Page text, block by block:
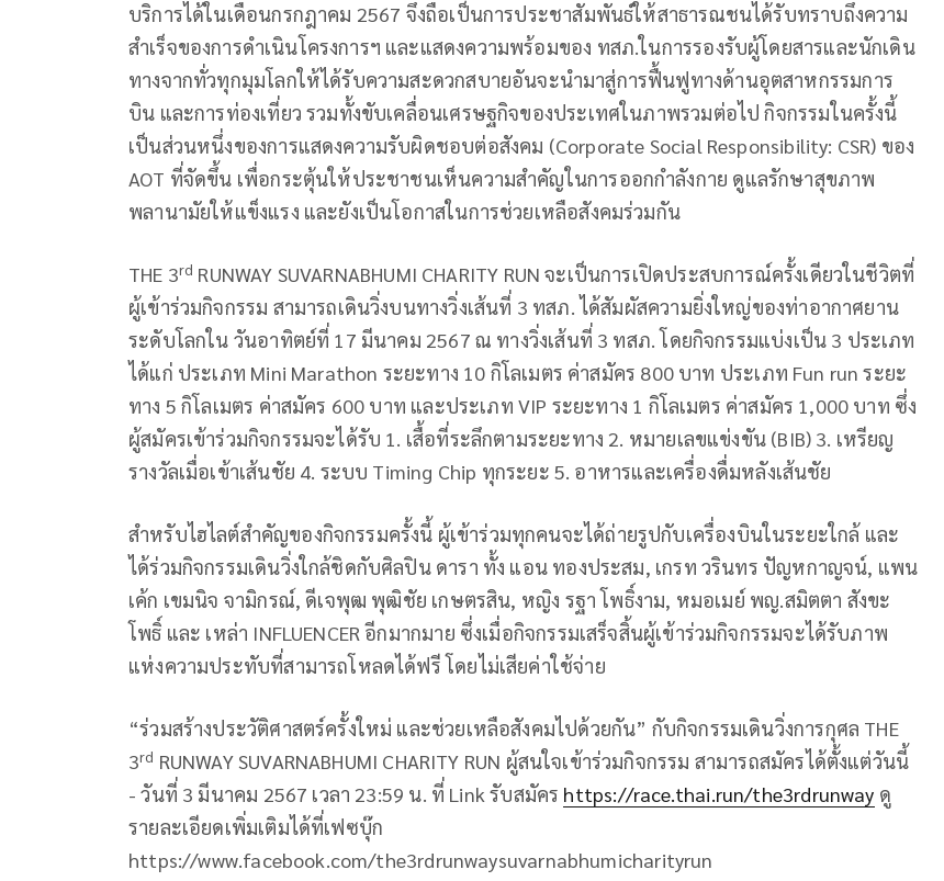
บริการได้ในเดือนกรกฎาคม 2567 จึงถือเป็นการประชาสัมพันธ์ให้สาธารณชนได้รับทราบถึงความ
สำเร็จของการดำเนินโครงการฯ และแสดงความพร้อมของ ทสภ.ในการรองรับผู้โดยสารและนักเดิน
ทางจากทั่วทุกมุมโลกให้ได้รับความสะดวกสบายอันจะนำมาสู่การฟื้นฟูทางด้านอุตสาหกรรมการ
บิน และการท่องเที่ยว รวมทั้งขับเคลื่อนเศรษฐกิจของประเทศในภาพรวมต่อไป กิจกรรมในครั้งนี้
เป็นส่วนหนึ่งของการแสดงความรับผิดชอบต่อสังคม (Corporate Social Responsibility: CSR) ของ
AOT ที่จัดขึ้น เพื่อกระตุ้นให้ประชาชนเห็นความสำคัญในการออกกำลังกาย ดูแลรักษาสุขภาพ
พลานามัยให้แข็งแรง และยังเป็นโอกาสในการช่วยเหลือสังคมร่วมกัน
THE 3rd RUNWAY SUVARNABHUMI CHARITY RUN จะเป็นการเปิดประสบการณ์ครั้งเดียวในชีวิตที่
ผู้เข้าร่วมกิจกรรม สามารถเดินวิ่งบนทางวิ่งเส้นที่ 3 ทสภ. ได้สัมผัสความยิ่งใหญ่ของท่าอากาศยาน
ระดับโลกใน วันอาทิตย์ที่ 17 มีนาคม 2567 ณ ทางวิ่งเส้นที่ 3 ทสภ. โดยกิจกรรมแบ่งเป็น 3 ประเภท
ได้แก่ ประเภท Mini Marathon ระยะทาง 10 กิโลเมตร ค่าสมัคร 800 บาท ประเภท Fun run ระยะ
ทาง 5 กิโลเมตร ค่าสมัคร 600 บาท และประเภท VIP ระยะทาง 1 กิโลเมตร ค่าสมัคร 1,000 บาท ซึ่ง
ผู้สมัครเข้าร่วมกิจกรรมจะได้รับ 1. เสื้อที่ระลึกตามระยะทาง 2. หมายเลขแข่งขัน (BIB) 3. เหรียญ
รางวัลเมื่อเข้าเส้นชัย 4. ระบบ Timing Chip ทุกระยะ 5. อาหารและเครื่องดื่มหลังเส้นชัย
สำหรับไฮไลต์สำคัญของกิจกรรมครั้งนี้ ผู้เข้าร่วมทุกคนจะได้ถ่ายรูปกับเครื่องบินในระยะใกล้ และ
ได้ร่วมกิจกรรมเดินวิ่งใกล้ชิดกับศิลปิน ดารา ทั้ง แอน ทองประสม, เกรท วรินทร ปัญหกาญจน์, แพน
เค้ก เขมนิจ จามิกรณ์, ดีเจพุฒ พุฒิชัย เกษตรสิน, หญิง รฐา โพธิ์งาม, หมอเมย์ พญ.สมิตตา สังขะ
โพธิ์ และ เหล่า INFLUENCER อีกมากมาย ซึ่งเมื่อกิจกรรมเสร็จสิ้นผู้เข้าร่วมกิจกรรมจะได้รับภาพ
แห่งความประทับที่สามารถโหลดได้ฟรี โดยไม่เสียค่าใช้จ่าย
“ร่วมสร้างประวัติศาสตร์ครั้งใหม่ และช่วยเหลือสังคมไปด้วยกัน” กับกิจกรรมเดินวิ่งการกุศล THE
3rd RUNWAY SUVARNABHUMI CHARITY RUN ผู้สนใจเข้าร่วมกิจกรรม สามารถสมัครได้ตั้งแต่วันนี้
- วันที่ 3 มีนาคม 2567 เวลา 23:59 น. ที่ Link รับสมัคร https://race.thai.run/the3rdrunway ดู
รายละเอียดเพิ่มเติมได้ที่เฟซบุ๊ก
https://www.facebook.com/the3rdrunwaysuvarnabhumicharityrun